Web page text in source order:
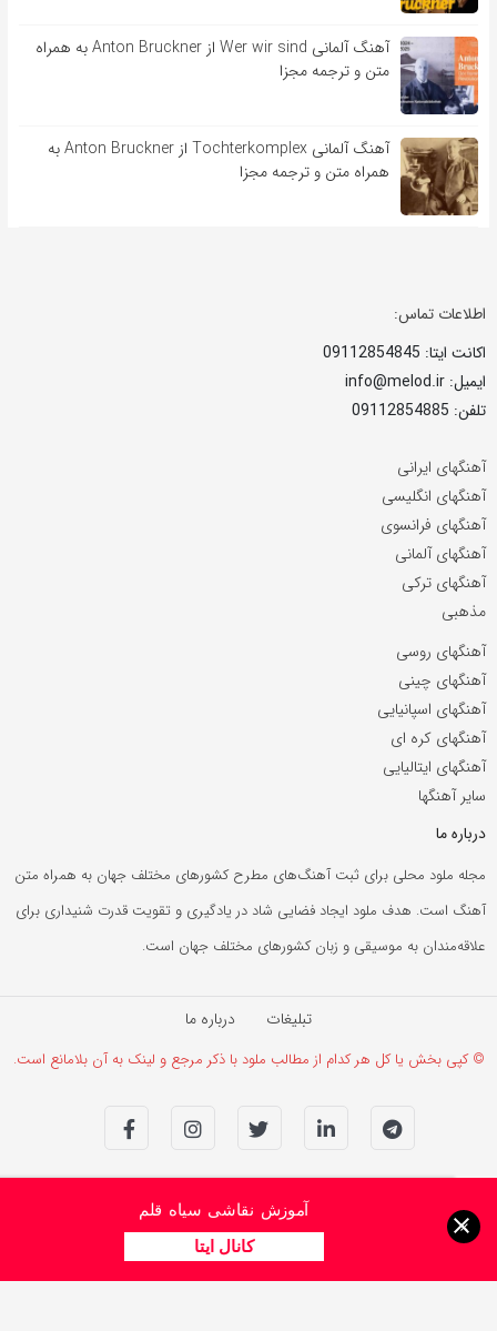
آهنگ آلمانی Wer wir sind از Anton Bruckner به همراه
متن و ترجمه مجزا
آهنگ آلمانی Tochterkomplex از Anton Bruckner به
همراه متن و ترجمه مجزا
اطلاعات تماس:
اکانت ایتا: 09112854845
ایمیل: info@melod.ir
تلفن: 09112854885
آهنگهای ایرانی
آهنگهای انگلیسی
آهنگهای فرانسوی
آهنگهای آلمانی
آهنگهای ترکی
مذهبی
آهنگهای روسی
آهنگهای چینی
آهنگهای اسپانیایی
آهنگهای کره ای
آهنگهای ایتالیایی
سایر آهنگها
درباره ما
مجله ملود محلی برای ثبت آهنگ‌های مطرح کشورهای مختلف جهان به همراه متن
آهنگ است. هدف ملود ایجاد فضایی شاد در یادگیری و تقویت قدرت شنیداری برای
علاقه‌مندان به موسیقی و زبان کشورهای مختلف جهان است.
تبلیغات درباره ما
© کپی بخش یا کل هر کدام از مطالب ملود با ذکر مرجع و لینک به آن بلامانع است.
آموزش نقاشی سیاه قلم
کانال ایتا
×